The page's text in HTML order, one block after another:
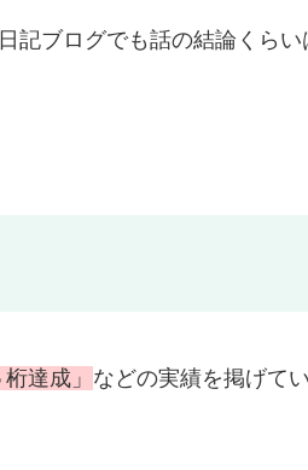
記ブログでも話の結論くら
達成」 などの実績を掲げて